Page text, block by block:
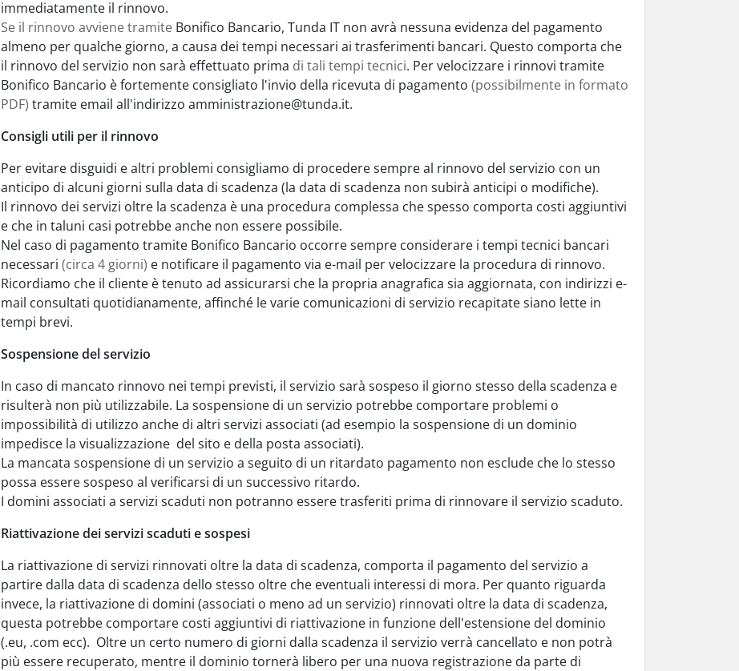
immediatamente il rinnovo.
Se il rinnovo avviene tramite Bonifico Bancario, Tunda IT non avrà nessuna evidenza del pagamento
almeno per qualche giorno, a causa dei tempi necessari ai trasferimenti bancari. Questo comporta che
il rinnovo del servizio non sarà effettuato prima di tali tempi tecnici. Per velocizzare i rinnovi tramite
Bonifico Bancario è fortemente consigliato l'invio della ricevuta di pagamento (possibilmente in formato
PDF) tramite email all'indirizzo amministrazione@tunda.it.
Consigli utili per il rinnovo
Per evitare disguidi e altri problemi consigliamo di procedere sempre al rinnovo del servizio con un
anticipo di alcuni giorni sulla data di scadenza (la data di scadenza non subirà anticipi o modifiche).
Il rinnovo dei servizi oltre la scadenza è una procedura complessa che spesso comporta costi aggiuntivi
e che in taluni casi potrebbe anche non essere possibile.
Nel caso di pagamento tramite Bonifico Bancario occorre sempre considerare i tempi tecnici bancari
necessari (circa 4 giorni) e notificare il pagamento via e-mail per velocizzare la procedura di rinnovo.
Ricordiamo che il cliente è tenuto ad assicurarsi che la propria anagrafica sia aggiornata, con indirizzi e-
mail consultati quotidianamente, affinché le varie comunicazioni di servizio recapitate siano lette in
tempi brevi.
Sospensione del servizio
In caso di mancato rinnovo nei tempi previsti, il servizio sarà sospeso il giorno stesso della scadenza e
risulterà non più utilizzabile. La sospensione di un servizio potrebbe comportare problemi o
impossibilità di utilizzo anche di altri servizi associati (ad esempio la sospensione di un dominio
impedisce la visualizzazione del sito e della posta associati).
La mancata sospensione di un servizio a seguito di un ritardato pagamento non esclude che lo stesso
possa essere sospeso al verificarsi di un successivo ritardo.
I domini associati a servizi scaduti non potranno essere trasferiti prima di rinnovare il servizio scaduto.
Riattivazione dei servizi scaduti e sospesi
La riattivazione di servizi rinnovati oltre la data di scadenza, comporta il pagamento del servizio a
partire dalla data di scadenza dello stesso oltre che eventuali interessi di mora. Per quanto riguarda
invece, la riattivazione di domini (associati o meno ad un servizio) rinnovati oltre la data di scadenza,
questa potrebbe comportare costi aggiuntivi di riattivazione in funzione dell'estensione del dominio
(.eu, .com ecc). Oltre un certo numero di giorni dalla scadenza il servizio verrà cancellato e non potrà
più essere recuperato, mentre il dominio tornerà libero per una nuova registrazione da parte di